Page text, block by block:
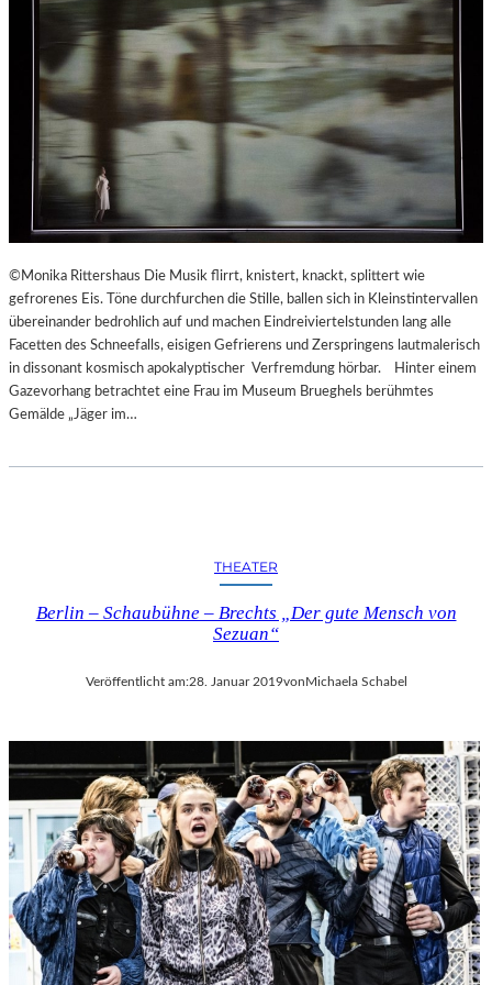
©Monika Rittershaus Die Musik flirrt, knistert, knackt, splittert wie
gefrorenes Eis. Töne durchfurchen die Stille, ballen sich in Kleinstintervallen
übereinander bedrohlich auf und machen Eindreiviertelstunden lang alle
Facetten des Schneefalls, eisigen Gefrierens und Zerspringens lautmalerisch
in dissonant kosmisch apokalyptischer Verfremdung hörbar. Hinter einem
Gazevorhang betrachtet eine Frau im Museum Brueghels berühmtes
Gemälde „Jäger im…
THEATER
Berlin – Schaubühne – Brechts „Der gute Mensch von
Sezuan“
Veröffentlicht am:28. Januar 2019vonMichaela Schabel